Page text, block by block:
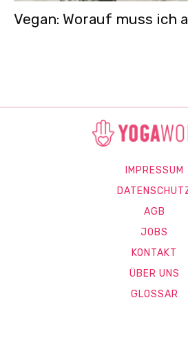
Vegan: Worauf muss ich
IMPRESSUM
AGB
JOBS
KONTAKT
ÜBER UNS
GLOSSAR